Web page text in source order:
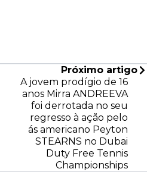
Próximo artigo
A jovem prodígio de 16
anos Mirra ANDREEVA
foi derrotada no seu
regresso à ação pelo
ás americano Peyton
STEARNS no Dubai
Duty Free Tennis
Championships